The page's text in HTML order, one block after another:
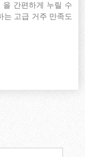
간편하게 누릴 수
는 고급 거주 만족도